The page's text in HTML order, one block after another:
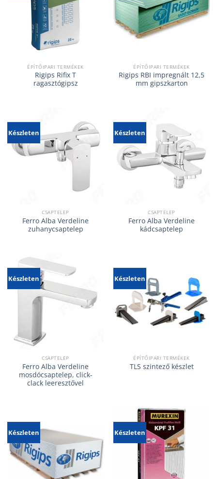
ÉPÍTŐIPARI TERMÉKEK
Rigips Rifix T
ragasztógipsz
ÉPÍTŐIPARI TERMÉKEK
Rigips RBI impregnált 12,5
mm gipszkarton
Készleten
CSAPTELEP
Ferro Alba Verdeline
zuhanycsaptelep
Készleten
CSAPTELEP
Ferro Alba Verdeline
kádcsaptelep
Készleten
CSAPTELEP
Ferro Alba Verdeline
mosdócsaptelep, click-
clack leeresztővel
Készleten
ÉPÍTŐIPARI TERMÉKEK
TLS szintező készlet
Készleten Készleten